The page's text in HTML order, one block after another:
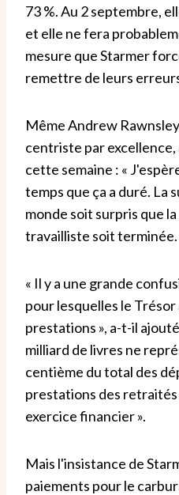
73 %. Au 2 septembre,
et elle ne fera
mesure que Starmer
remettre de leurs
Même Andrew
centriste par excellence,
cette semaine : «
temps que ça a duré. La
monde soit surpris que
travailliste soit terminée.
« Il y a une grande
pour lesquelles le
prestations », a-t-il
milliard de livres ne
centième du total des
prestations des
exercice financier ».
Mais l'insistance de
paiements pour le